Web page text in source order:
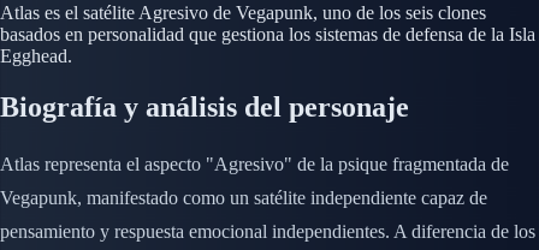
Atlas es el satélite Agresivo de Vegapunk, uno de los seis clones
basados en personalidad que gestiona los sistemas de defensa de la Isla
Egghead.
Biografía y análisis del personaje
Atlas representa el aspecto "Agresivo" de la psique fragmentada de
Vegapunk, manifestado como un satélite independiente capaz de
pensamiento y respuesta emocional independientes. A diferencia de los